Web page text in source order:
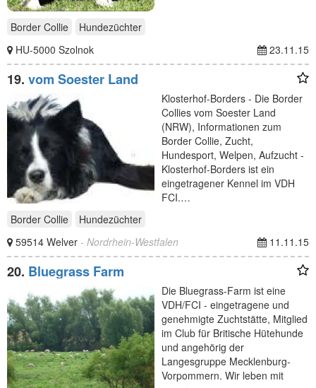
Border Collie
Hundezüchter
HU-5000 Szolnok
23.11.15
19. vom Soester Land
Klosterhof-Borders - Die Border
Collies vom Soester Land
(NRW), Informationen zum
Border Collie, Zucht,
Hundesport, Welpen, Aufzucht -
Klosterhof-Borders ist ein
eingetragener Kennel im VDH
FCI.…
Border Collie
Hundezüchter
59514 Welver - Nordrhein-Westfalen 11.11.15
20. Bluegrass Farm
Die Bluegrass-Farm ist eine
VDH/FCI - eingetragene und
genehmigte Zuchtstätte, Mitglied
im Club für Britische Hütehunde
und angehörig der
Langesgruppe Mecklenburg-
Vorpommern. Wir leben mit